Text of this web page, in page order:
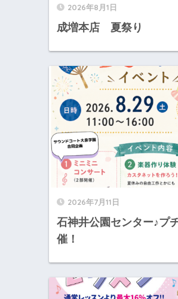
2026年8月1日
成増本店 夏祭り
2026年7月11日
石神井公園センター♪プ
催！